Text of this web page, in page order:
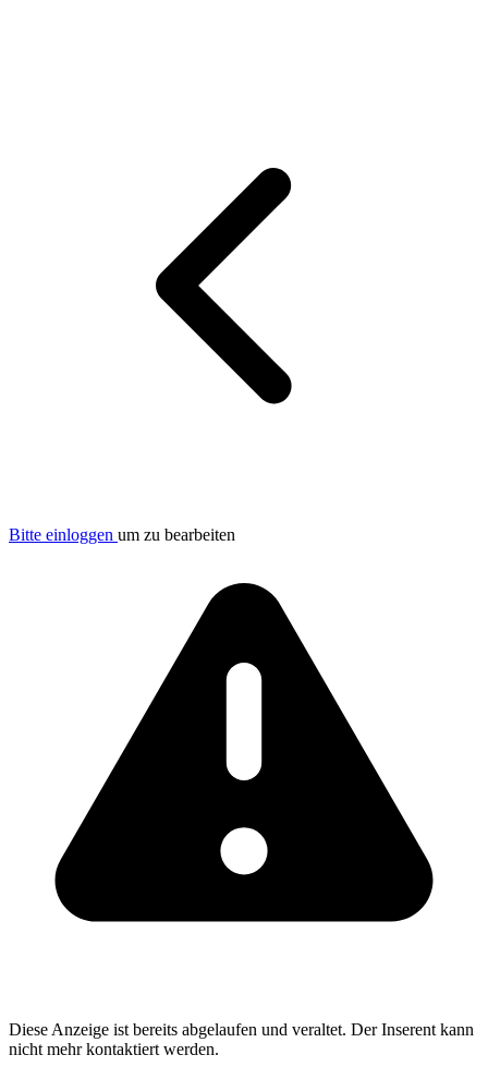
Bitte einloggen um zu bearbeiten
Diese Anzeige ist bereits abgelaufen und veraltet. Der Inserent kann
nicht mehr kontaktiert werden.